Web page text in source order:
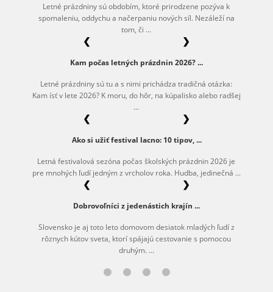
Letné prázdniny sú obdobím, ktoré prirodzene pozýva k
spomaleniu, oddychu a načerpaniu nových síl. Nezáleží na
tom, či ...
❮ ❯
Kam počas letných prázdnin 2026? ...
Letné prázdniny sú tu a s nimi prichádza tradičná otázka:
Kam ísť v lete 2026? K moru, do hôr, na kúpalisko alebo radšej
...
❮ ❯
Ako si užiť festival lacno: 10 tipov, ...
Letná festivalová sezóna počas školských prázdnin 2026 je
pre mnohých ľudí jedným z vrcholov roka. Hudba, jedinečná ...
❮ ❯
Dobrovoľníci z jedenástich krajín ...
Slovensko je aj toto leto domovom desiatok mladých ľudí z
rôznych kútov sveta, ktorí spájajú cestovanie s pomocou
druhým. ...